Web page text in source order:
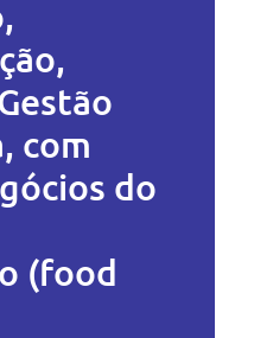
com
do
(food